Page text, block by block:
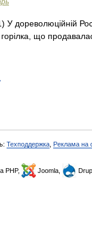
дореволюційній
що
Техподдержка Реклама на
PHP, Joomla,